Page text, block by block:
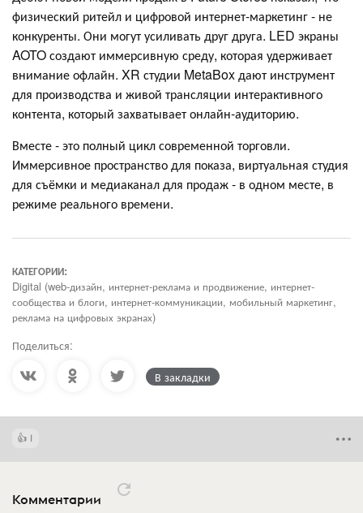
физический ритейл и цифровой интернет-маркетинг - не
конкуренты. Они могут усиливать друг друга. LED экраны
AOTO создают иммерсивную среду, которая удерживает
внимание офлайн. XR студии MetaBox дают инструмент
для производства и живой трансляции интерактивного
контента, который захватывает онлайн-аудиторию.
Вместе - это полный цикл современной торговли.
Иммерсивное пространство для показа, виртуальная студия
для съёмки и медиаканал для продаж - в одном месте, в
режиме реального времени.
КАТЕГОРИИ:
Digital (web-дизайн, интернет-реклама и продвижение, интернет-
сообщества и блоги, интернет-коммуникации, мобильный маркетинг,
реклама на цифровых экранах)
Поделиться:
В закладки
1
Комментарии